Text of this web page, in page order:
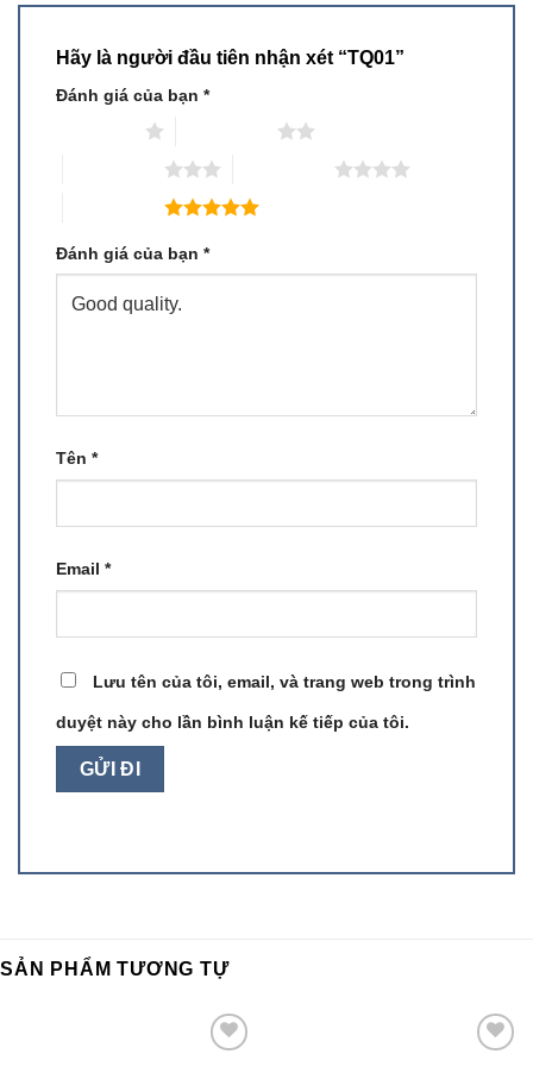
Hãy là người đầu tiên nhận xét “TQ01”
Đánh giá của bạn *
Đánh giá của bạn *
Tên *
Email *
Lưu tên của tôi, email, và trang web trong trình
duyệt này cho lần bình luận kế tiếp của tôi.
SẢN PHẨM TƯƠNG TỰ